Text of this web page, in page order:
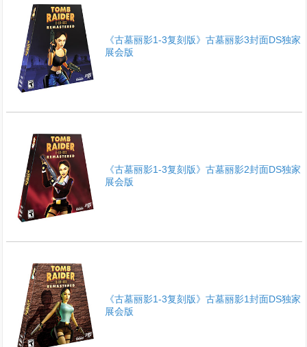
《古墓丽影1-3复刻版》古墓丽影3封面DS独家
展会版
《古墓丽影1-3复刻版》古墓丽影2封面DS独家
展会版
《古墓丽影1-3复刻版》古墓丽影1封面DS独家
展会版